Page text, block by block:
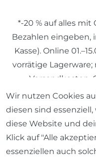
*-20 % auf alles mit
Bezahlen eingeben,
Kasse). Online
vorrätige
Versandkosten,
© 2026 SCHÖNER
Wir nutzen Cookies
diesen sind
diese Website und
Klick auf "Alle
essenziellen auch